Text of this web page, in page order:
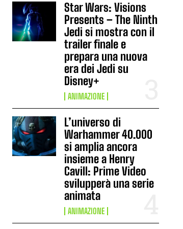
Star Wars: Visions
Presents – The Ninth
Jedi si mostra con il
trailer finale e
prepara una nuova
era dei Jedi su
Disney+
ANIMAZIONE
L’universo di
Warhammer 40.000
si amplia ancora
insieme a Henry
Cavill: Prime Video
svilupperà una serie
animata
ANIMAZIONE